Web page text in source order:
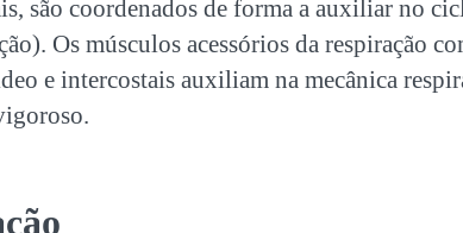
são coordenados de forma a auxiliar no
Os músculos acessórios da respiração
e intercostais auxiliam na mecânica